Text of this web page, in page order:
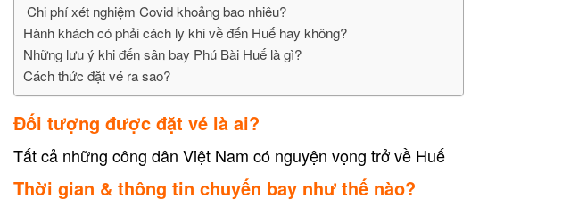
Chi phí xét nghiệm Covid khoảng bao nhiêu?
Hành khách có phải cách ly khi về đến Huế hay không?
Những lưu ý khi đến sân bay Phú Bài Huế là gì?
Cách thức đặt vé ra sao?
Đối tượng được đặt vé là ai?
Tất cả những công dân Việt Nam có nguyện vọng trở về Huế
Thời gian & thông tin chuyến bay như thế nào?